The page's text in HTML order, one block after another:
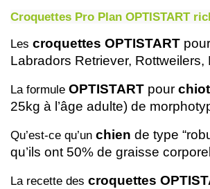
Croquettes Pro Plan OPTISTART
Les croquettes OPTISTART pour
Labradors Retriever,
La formule OPTISTART pour chiot
25kg à l’âge adulte) de
Qu’est-ce qu’un chien de type
qu’ils ont 50% de graisse
La recette des croquettes